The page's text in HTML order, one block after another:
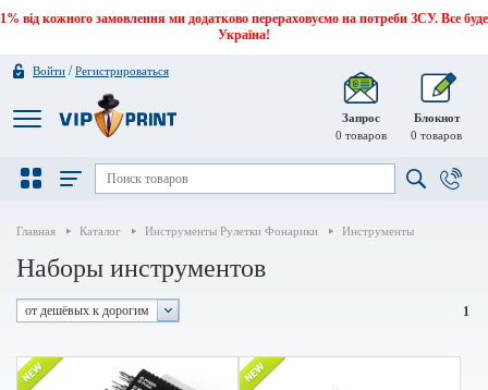
1% від кожного замовлення ми додатково перераховуємо на потреби ЗСУ. Все буде
Україна!
Войти /Регистрироваться
Запрос
0 товаров
Блокнот
0 товаров
Главная Каталог Инструменты Рулетки Фонарики Инструменты
Наборы инструментов
от дешёвых к дорогим 1